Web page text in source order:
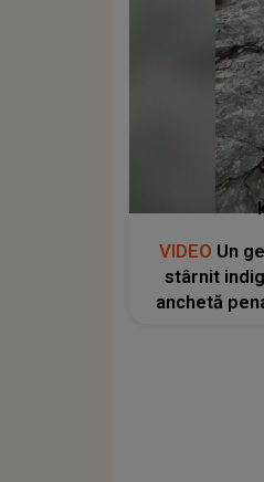
VIDEO Un
stârnit
anchetă